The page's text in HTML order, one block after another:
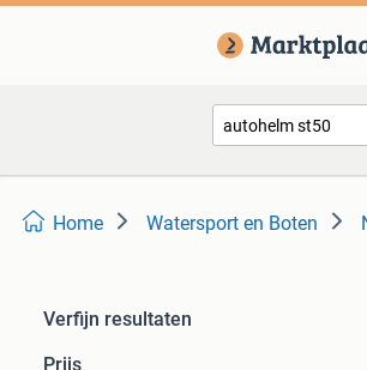
Home Watersport en Boten
Verfijn resultaten
Prijs